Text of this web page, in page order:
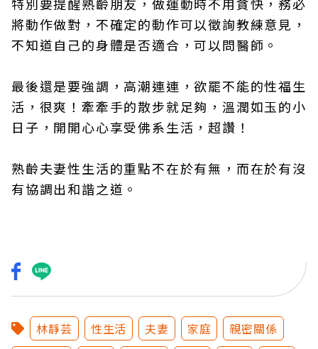
將動作做對，不確定的動作可以徵詢教練意見，
不知道自己的身體是否適合，可以問醫師。
最後還是要強調，高潮連連，欲罷不能的性福生
活，很爽！牽牽手的散步就足夠，溫潤如玉的小
日子，開開心心享受佛系生活，超讚！
熟齡夫妻性生活的重點不在於有無，而在於有沒
有協調出和諧之道。
林靜芸 性生活 夫妻 家庭
親密關係